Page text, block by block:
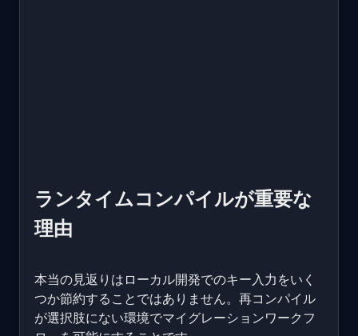
ランタイムコンパイルが重要な
理由
本当の見返りはローカル開発でのキー入力をいく
つか節約することではありません。再コンパイル
が選択肢にない環境でマイグレーションワークフ